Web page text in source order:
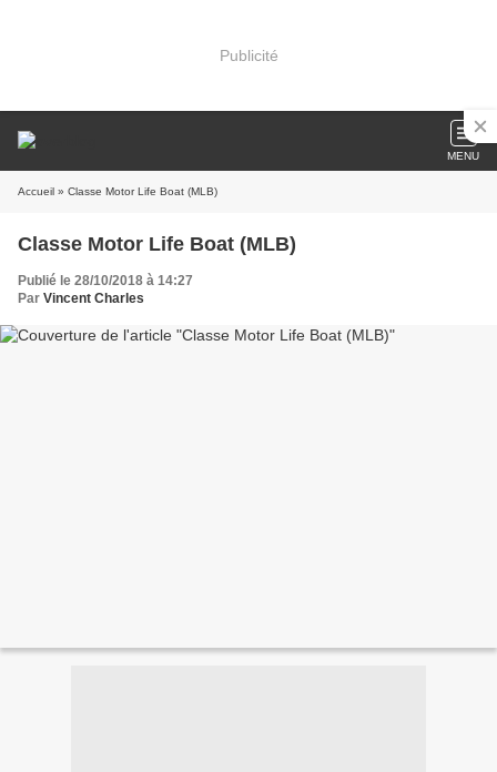
Publicité
MENU
Accueil » Classe Motor Life Boat (MLB)
Classe Motor Life Boat (MLB)
Publié le 28/10/2018 à 14:27
Par Vincent Charles